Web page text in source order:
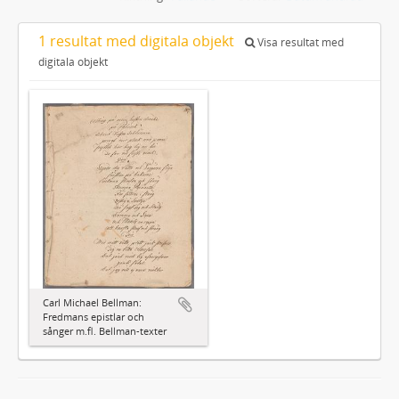
1 resultat med digitala objekt
Visa resultat med
digitala objekt
Carl Michael Bellman:
Fredmans epistlar och
sånger m.fl. Bellman-texter